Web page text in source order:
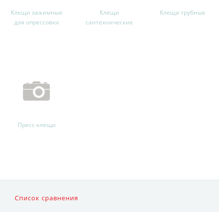
Клещи зажимные
для опрессовки
Клещи
сантехнические
Клещи трубные
Пресс-клещи
Список сравнения